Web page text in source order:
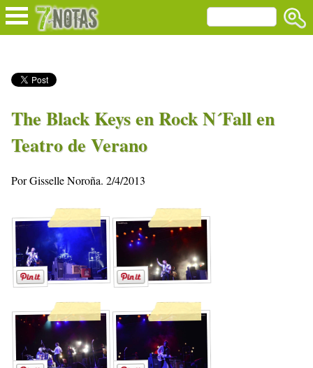
The Black Keys en Rock N´Fall en
Teatro de Verano
Por Gisselle Noroña. 2/4/2013